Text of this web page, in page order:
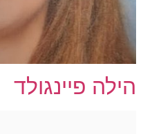
הילה פיינגולד